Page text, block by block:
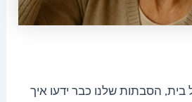
הסבתות שלנו כבר ידעו איך